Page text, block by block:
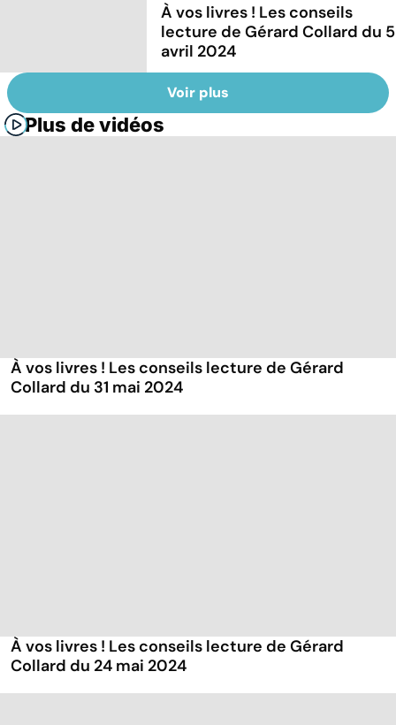
À vos livres ! Les conseils
lecture de Gérard Collard du 5
avril 2024
Voir plus
Plus de vidéos
À vos livres ! Les conseils lecture de Gérard
Collard du 31 mai 2024
À vos livres ! Les conseils lecture de Gérard
Collard du 24 mai 2024